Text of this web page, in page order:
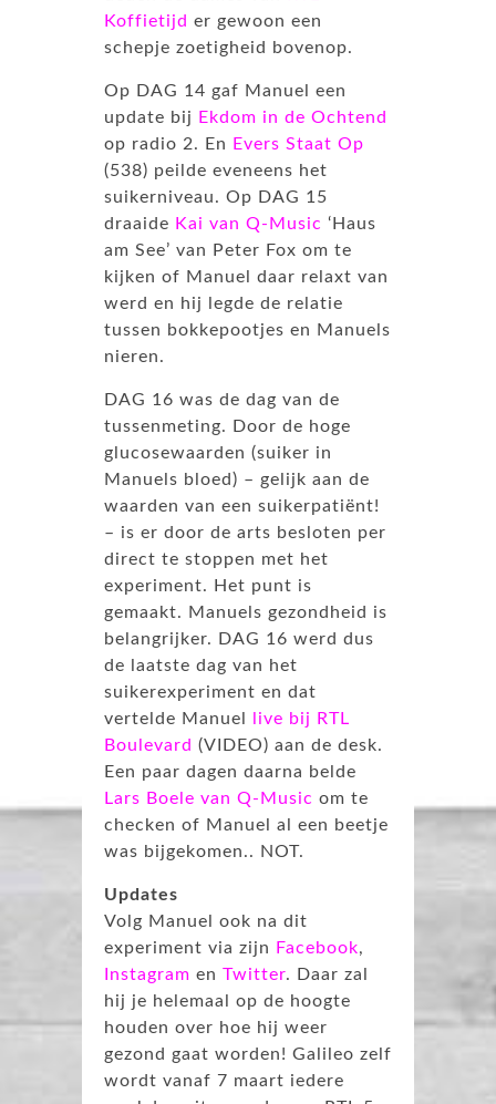
Koffietijd er gewoon een
schepje zoetigheid bovenop.
Op DAG 14 gaf Manuel een
update bij
Ekdom in de Ochtend
op radio 2. En
Evers Staat Op
(538) peilde eveneens het
suikerniveau. Op DAG 15
draaide Kai van Q-Music ‘Haus
am See’ van Peter Fox om te
kijken of Manuel daar relaxt van
werd en hij legde de relatie
tussen bokkepootjes en Manuels
nieren.
DAG 16 was de dag van de
tussenmeting. Door de hoge
glucosewaarden (suiker in
Manuels bloed) – gelijk aan de
waarden van een suikerpatiënt!
– is er door de arts besloten per
direct te stoppen met het
experiment. Het punt is
gemaakt. Manuels gezondheid is
belangrijker. DAG 16 werd dus
de laatste dag van het
suikerexperiment en dat
vertelde Manuel
live bij RTL
Boulevard (VIDEO) aan de desk.
Een paar dagen daarna belde
Lars Boele van Q-Music om te
checken of Manuel al een beetje
was bijgekomen.. NOT.
Updates
Volg Manuel ook na dit
experiment via zijn
Facebook,
Instagram en Twitter. Daar zal
hij je helemaal op de hoogte
houden over hoe hij weer
gezond gaat worden! Galileo zelf
wordt vanaf 7 maart iedere